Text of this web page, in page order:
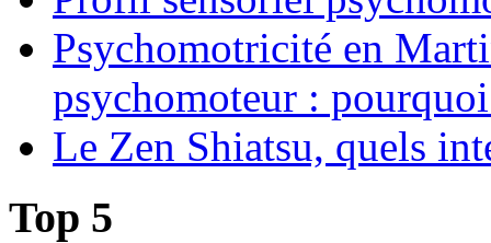
Psychomotricité en
psychomoteur :
Le Zen Shiatsu, quels
Top 5